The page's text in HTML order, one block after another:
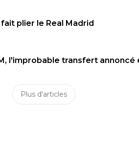
plier le Real Madrid
l'improbable transfert annoncé
Plus d'articles